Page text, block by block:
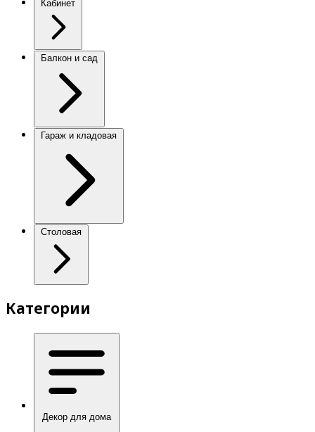
Кабинет
Балкон и сад
Гараж и кладовая
Столовая
Категории
Декор для дома